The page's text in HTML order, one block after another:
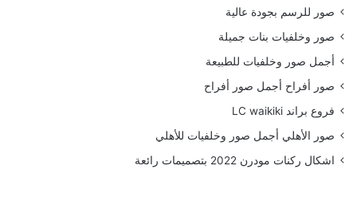
صور للرسم بجودة عالية
صور وخلفيات بنات جميلة
أجمل صور وخلفيات للطبيعة
صور أفراح أجمل صور أفراح
فروع براند LC waikiki
صور الأهلي أجمل صور وخلفيات للأهلي
اشكال ركنات مودرن 2022 بتصميمات رائعة